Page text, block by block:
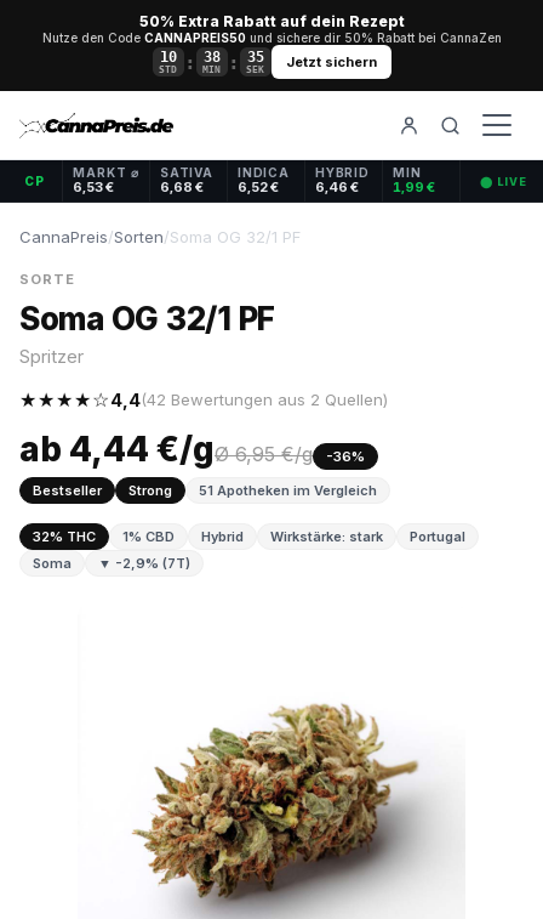
50% Extra Rabatt auf dein Rezept
Nutze den Code CANNAPREIS50und sichere dir 50% Rabatt bei CannaZen
10
STD : 38
MIN : 34
SEK Jetzt sichern
CP
MARKT ⌀
6,53 €
SATIVA
6,68 €
INDICA
6,52 €
HYBRID
6,46 €
MIN
1,99 € ⬤ LIVE
CannaPreis/Sorten/Soma OG 32/1 PF
SORTE
Soma OG 32/1 PF
Spritzer
★★★★☆4,4(42 Bewertungen aus 2 Quellen)
ab 4,44 €/gØ 6,95 €/g
-36%
Bestseller
Strong 51 Apotheken im Vergleich
32% THC 1% CBD Hybrid Wirkstärke: stark
Portugal
Soma
▼ -2,9% (7T)